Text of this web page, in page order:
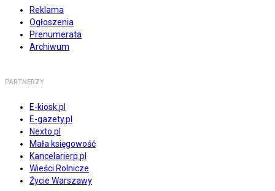
Reklama
Ogłoszenia
Prenumerata
Archiwum
PARTNERZY
E-kiosk.pl
E-gazety.pl
Nexto.pl
Mała księgowość
Kancelarierp.pl
Wieści Rolnicze
Życie Warszawy